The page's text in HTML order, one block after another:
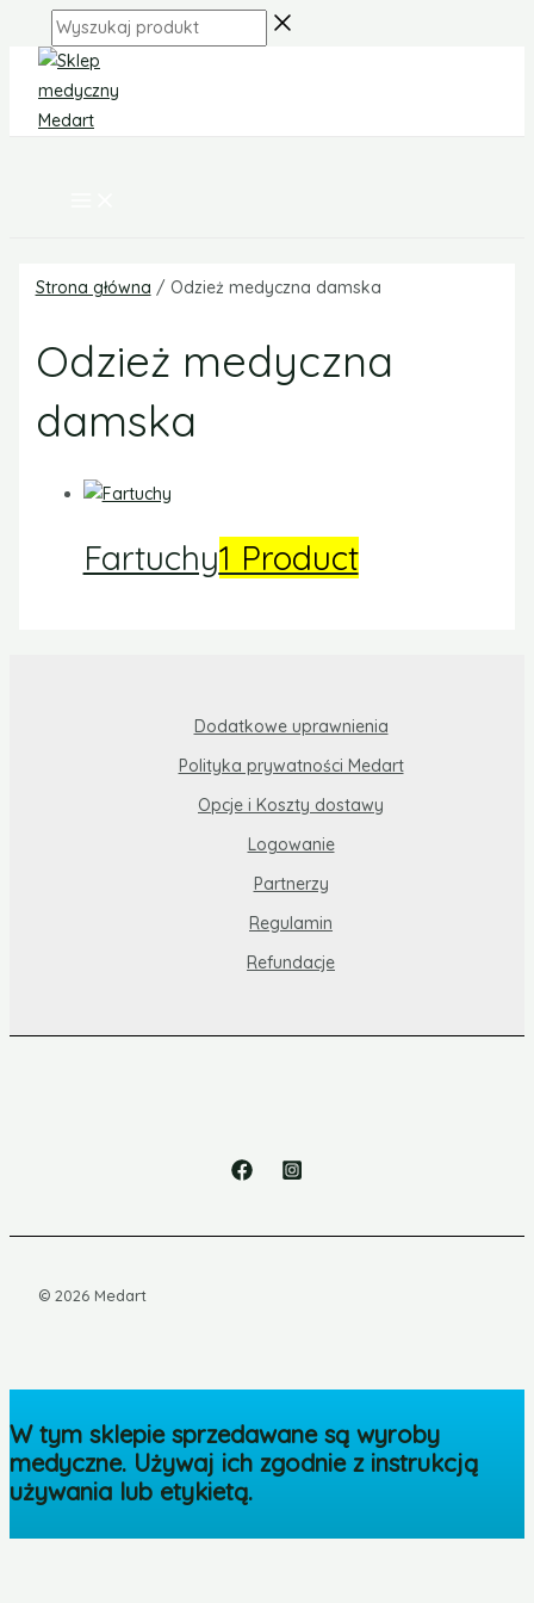
content
Wyszukaj
produkt
MENU
Strona główna / Odzież medyczna damska
Odzież medyczna
damska
Fartuchy1 Product
Dodatkowe uprawnienia
Polityka prywatności Medart
Opcje i Koszty dostawy
Logowanie
Partnerzy
Regulamin
Refundacje
© 2026 Medart
W tym sklepie sprzedawane są wyroby
medyczne. Używaj ich zgodnie z instrukcją
używania lub etykietą.